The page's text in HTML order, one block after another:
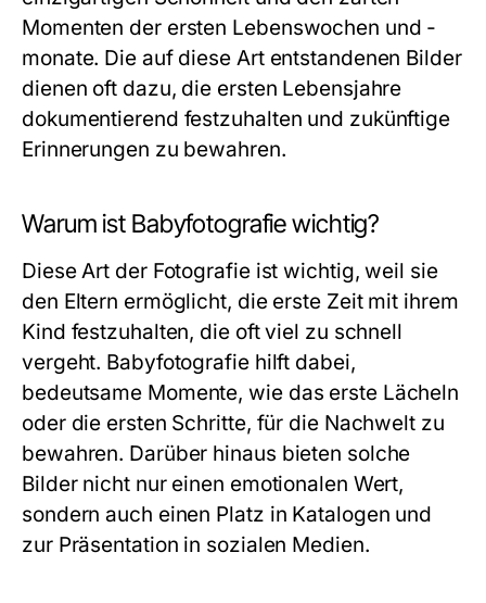
Momenten der ersten Lebenswochen und -
monate. Die auf diese Art entstandenen Bilder
dienen oft dazu, die ersten Lebensjahre
dokumentierend festzuhalten und zukünftige
Erinnerungen zu bewahren.
Warum ist Babyfotografie wichtig?
Diese Art der Fotografie ist wichtig, weil sie
den Eltern ermöglicht, die erste Zeit mit ihrem
Kind festzuhalten, die oft viel zu schnell
vergeht. Babyfotografie hilft dabei,
bedeutsame Momente, wie das erste Lächeln
oder die ersten Schritte, für die Nachwelt zu
bewahren. Darüber hinaus bieten solche
Bilder nicht nur einen emotionalen Wert,
sondern auch einen Platz in Katalogen und
zur Präsentation in sozialen Medien.